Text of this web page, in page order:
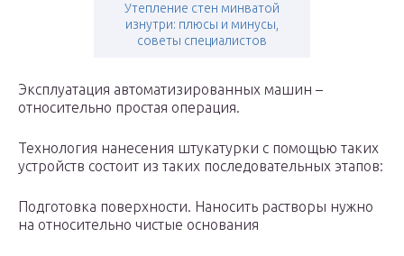
Утепление стен минватой
изнутри: плюсы и минусы,
советы специалистов
Эксплуатация автоматизированных машин –
относительно простая операция.
Технология нанесения штукатурки с помощью таких
устройств состоит из таких последовательных этапов:
Подготовка поверхности. Наносить растворы нужно
на относительно чистые основания